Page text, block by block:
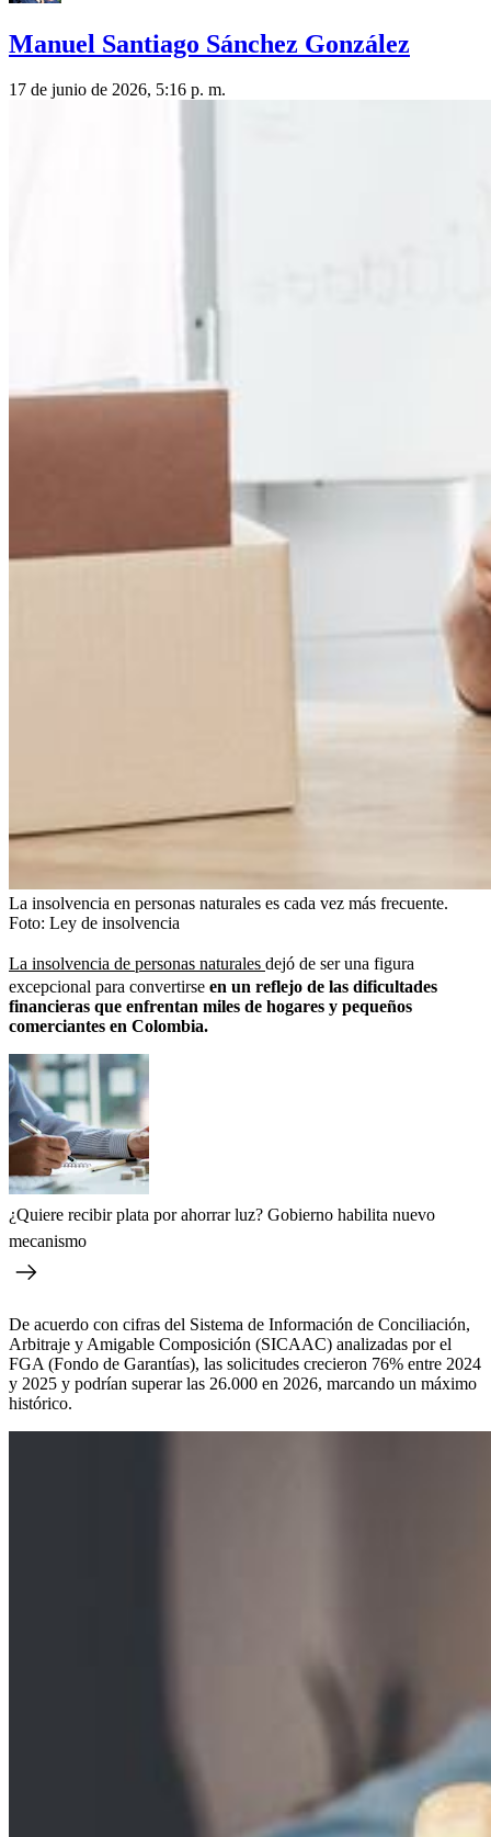
Manuel Santiago Sánchez González
17 de junio de 2026, 5:16 p. m.
La insolvencia en personas naturales es cada vez más frecuente.
Foto: Ley de insolvencia
La insolvencia de personas naturales dejó de ser una figura
excepcional para convertirse en un reflejo de las dificultades
financieras que enfrentan miles de hogares y pequeños
comerciantes en Colombia.
¿Quiere recibir plata por ahorrar luz? Gobierno habilita nuevo
mecanismo
De acuerdo con cifras del Sistema de Información de Conciliación,
Arbitraje y Amigable Composición (SICAAC) analizadas por el
FGA (Fondo de Garantías), las solicitudes crecieron 76% entre 2024
y 2025 y podrían superar las 26.000 en 2026, marcando un máximo
histórico.